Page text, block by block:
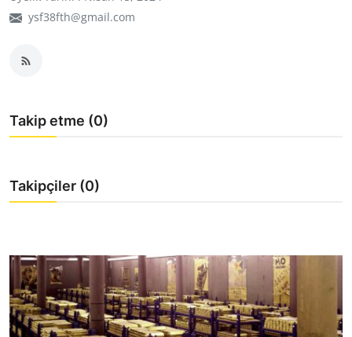
KÜNYE
YARIM ALTIN
DİĞER ALTINLAR
ysf38fth@gmail.com
Takip etme (0)
Takipçiler (0)